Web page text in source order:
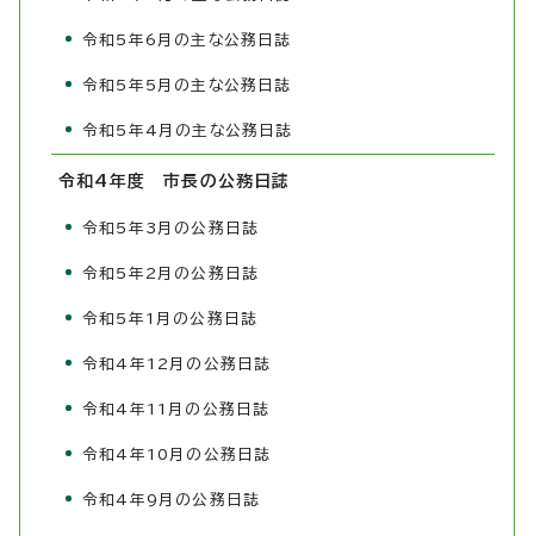
令和5年6月の主な公務日誌
令和5年5月の主な公務日誌
令和5年4月の主な公務日誌
令和4年度 市長の公務日誌
令和5年3月の公務日誌
令和5年2月の公務日誌
令和5年1月の公務日誌
令和4年12月の公務日誌
令和4年11月の公務日誌
令和4年10月の公務日誌
令和4年9月の公務日誌